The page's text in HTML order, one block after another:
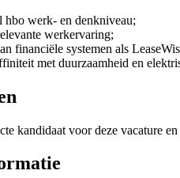
hbo werk- en denkniveau;
werkervaring;
financiële systemen als
met duurzaamheid en
kandidaat voor deze vacature